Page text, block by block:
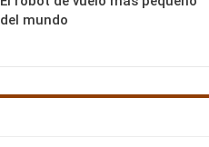
del mundo